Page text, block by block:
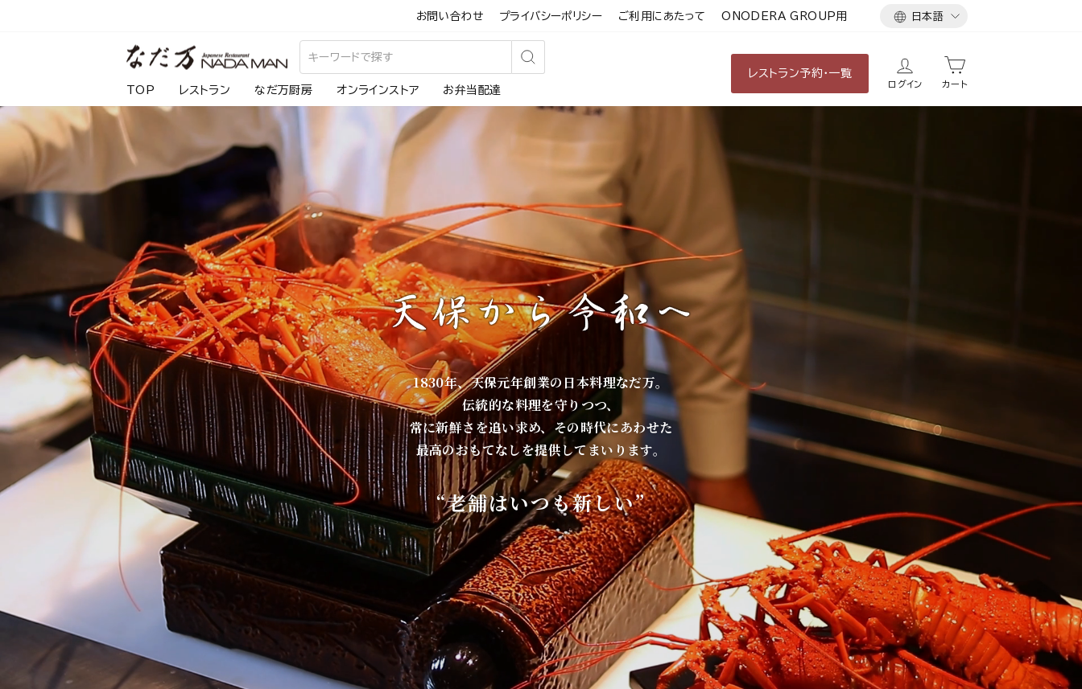
て
ン
テ
お問い合わせ プライバシーポリシー ご利用にあたって ONODERA GROUP用
言
日本語
な
だ
万
検
す
TOP レストラン なだ万厨房 オンラインストア お弁当配達
レストラン予約・一覧
ログイン カート
1830年、天保元年創業の日本料理なだ万。
伝統的な料理を守りつつ、
常に新鮮さを追い求め、その時代にあわせた
最高のおもてなしを提供してまいります。
“老舗はいつも新しい”